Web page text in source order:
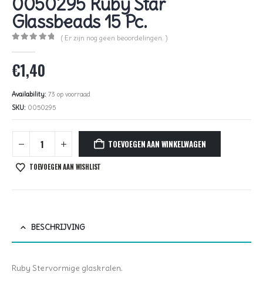
Glassbeads 15 Pc.
( Er zijn nog geen beoordelingen. )
€1,40
Availability: 73 op voorraad
SKU: 0050295
TOEVOEGEN AAN WINKELWAGEN
TOEVOEGEN AAN WISHLIST
BESCHRIJVING
Ruby Stervormige glaskralen.